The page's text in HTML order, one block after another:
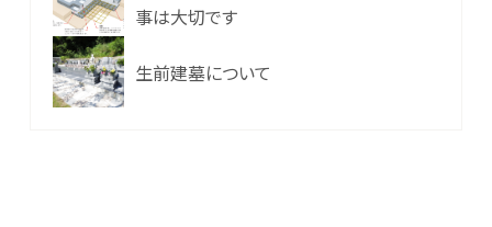
事は大切です
生前建墓について